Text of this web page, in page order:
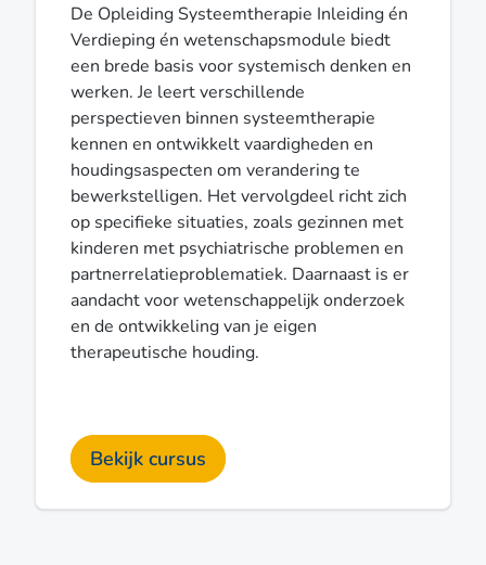
De Opleiding Systeemtherapie Inleiding én
Verdieping én wetenschapsmodule biedt
een brede basis voor systemisch denken en
werken. Je leert verschillende
perspectieven binnen systeemtherapie
kennen en ontwikkelt vaardigheden en
houdingsaspecten om verandering te
bewerkstelligen. Het vervolgdeel richt zich
op specifieke situaties, zoals gezinnen met
kinderen met psychiatrische problemen en
partnerrelatieproblematiek. Daarnaast is er
aandacht voor wetenschappelijk onderzoek
en de ontwikkeling van je eigen
therapeutische houding.
Bekijk cursus